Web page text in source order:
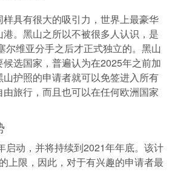
具有很大的吸引力，世界上最豪华
。黑山之所以不被很多人认识，是
尔维亚分手之后才正式独立的。黑山
选国家，普遍认为在2025年之前加
护照的申请者就可以免签进入所有
旅行，而且也可以在任何欧洲国家
启动，并将持续到2021年年底。该计
上限，因此，对于有兴趣的申请者最